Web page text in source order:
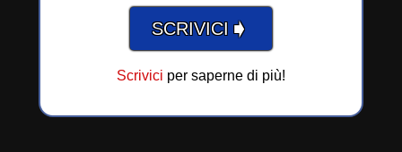
SCRIVICI ➧
Scrivici per saperne di più!